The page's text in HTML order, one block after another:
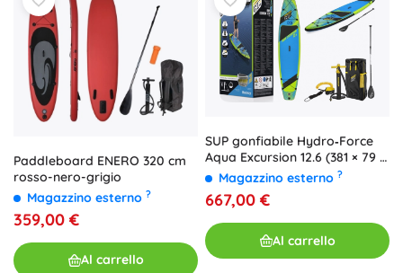
Paddleboard ENERO 320 cm
rosso-nero-grigio
Magazzino esterno ?
359,00 €
Al carrello
SUP gonfiabile Hydro‑Force
Aqua Excursion 12.6 (381 × 79 ×
15 cm) di Bestway
Magazzino esterno ?
667,00 €
Al carrello